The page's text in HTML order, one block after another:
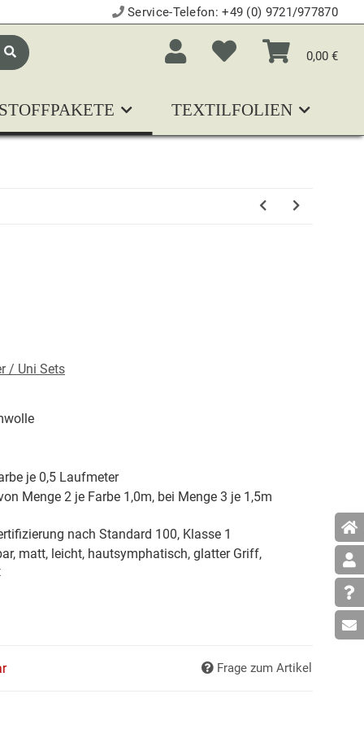
Service-Telefon:+49 (0) 9721/977870
0,00 €
STOFFPAKETE TEXTILFOLIEN
/ Uni Sets
je 0,5 Laufmeter
Menge 2 je Farbe 1,0m, bei Menge 3 je 1,5m
nach Standard 100, Klasse 1
matt, leicht, hautsymphatisch, glatter Griff,
Frage zum Artikel